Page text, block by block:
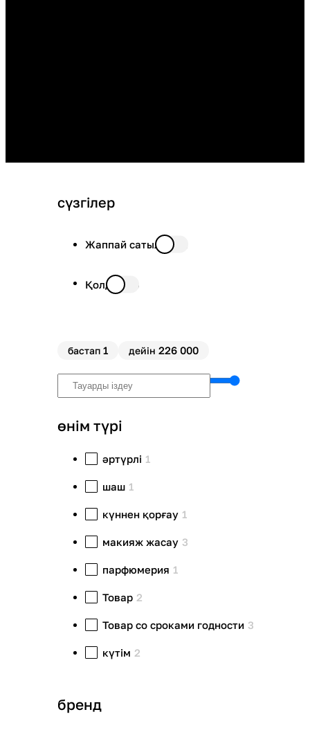
сүзгілер
Жаппай сатылымда
Қолда бар
бастап 1 дейін 226 000
өнім түрі
әртүрлі 1
шаш 1
күннен қорғау 1
макияж жасау 3
парфюмерия 1
Товар 2
Товар со сроками годности 3
күтім 2
бренд